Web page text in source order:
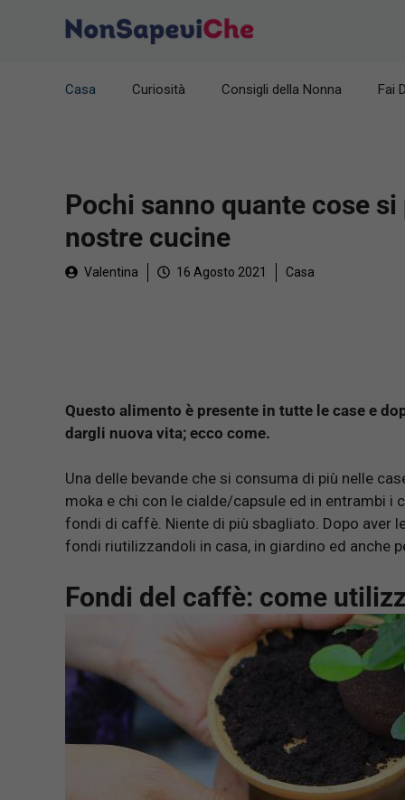
Casa Curiosità Consigli della Nonna Fai
Pochi sanno quante cose
nostre cucine
Valentina 16 Agosto 2021 Casa
Questo alimento è presente in tutte le case e
dargli nuova vita; ecco come.
Una delle bevande che si consuma di più nelle
moka e chi con le cialde/capsule ed in entrambi
fondi di caffè. Niente di più sbagliato. Dopo aver
fondi riutilizzandoli in casa, in giardino ed anche
Fondi del caffè: come